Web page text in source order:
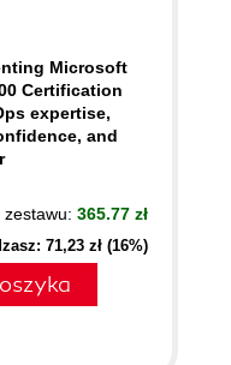
Microsoft
Certification
expertise,
and
zestawu: 365.77 zł
71,23 zł (16%)